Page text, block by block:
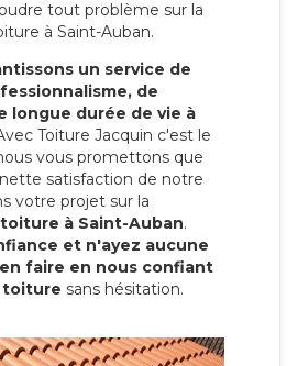
tout problème sur la
à Saint-Auban.
un service de
de
longue durée de vie à
Toiture Jacquin c'est le
vous promettons que
satisfaction de notre
votre projet sur la
à Saint-Auban.
et n'ayez aucune
faire en nous confiant
toiture sans hésitation.